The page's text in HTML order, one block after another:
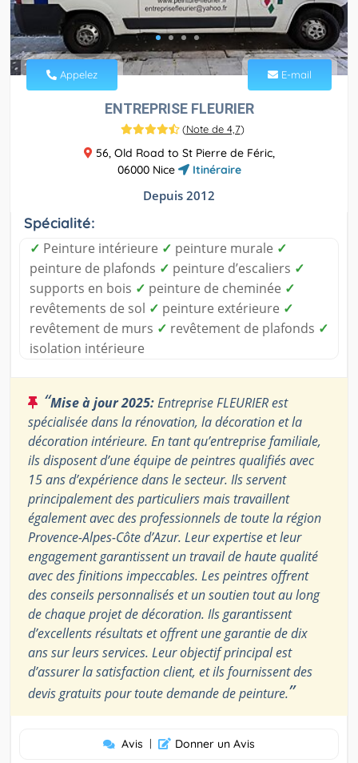
Appelez E-mail
ENTREPRISE FLEURIER
(Note de 4,7)
56, Old Road to St Pierre de Féric,
06000 Nice
Itinéraire
Depuis 2012
Spécialité:
✓ Peinture intérieure ✓ peinture murale ✓
peinture de plafonds ✓ peinture d’escaliers ✓
supports en bois ✓ peinture de cheminée ✓
revêtements de sol ✓ peinture extérieure ✓
revêtement de murs ✓ revêtement de plafonds ✓
isolation intérieure
“Mise à jour 2025:Entreprise FLEURIER est
spécialisée dans la rénovation, la décoration et la
décoration intérieure. En tant qu’entreprise familiale,
ils disposent d’une équipe de peintres qualifiés avec
15 ans d’expérience dans le secteur. Ils servent
principalement des particuliers mais travaillent
également avec des professionnels de toute la région
Provence-Alpes-Côte d’Azur. Leur expertise et leur
engagement garantissent un travail de haute qualité
avec des finitions impeccables. Les peintres offrent
des conseils personnalisés et un soutien tout au long
de chaque projet de décoration. Ils garantissent
d’excellents résultats et offrent une garantie de dix
ans sur leurs services. Leur objectif principal est
d’assurer la satisfaction client, et ils fournissent des
devis gratuits pour toute demande de peinture.”
Avis | Donner un Avis